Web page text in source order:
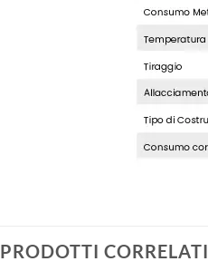
PRODOTTI CORRELATI